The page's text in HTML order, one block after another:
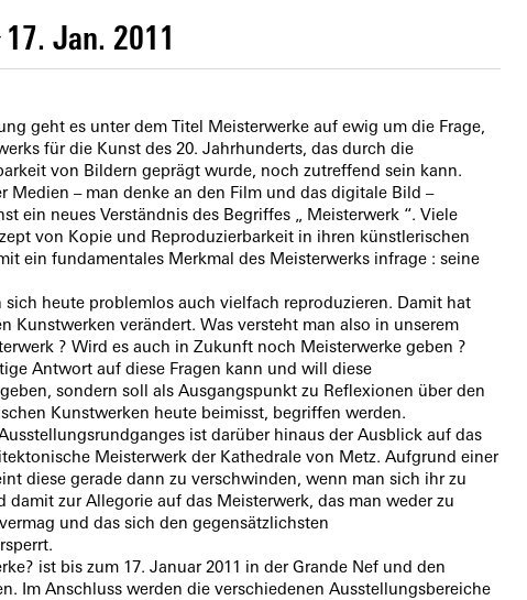
17. Jan. 2011
geht es unter dem Titel Meisterwerke auf ewig um die Frage,
für die Kunst des 20. Jahrhunderts, das durch die
von Bildern geprägt wurde, noch zutreffend sein kann.
Medien – man denke an den Film und das digitale Bild –
ein neues Verständnis des Begriffes „ Meisterwerk “. Viele
von Kopie und Reproduzierbarkeit in ihren künstlerischen
ein fundamentales Merkmal des Meisterwerks infrage : seine
sich heute problemlos auch vielfach reproduzieren. Damit hat
Kunstwerken verändert. Was versteht man also in unserem
? Wird es auch in Zukunft noch Meisterwerke geben ?
Antwort auf diese Fragen kann und will diese
sondern soll als Ausgangspunkt zu Reflexionen über den
Kunstwerken heute beimisst, begriffen werden.
ist darüber hinaus der Ausblick auf das
Meisterwerk der Kathedrale von Metz. Aufgrund einer
diese gerade dann zu verschwinden, wenn man sich ihr zu
damit zur Allegorie auf das Meisterwerk, das man weder zu
und das sich den gegensätzlichsten
ist bis zum 17. Januar 2011 in der Grande Nef und den
Im Anschluss werden die verschiedenen Ausstellungsbereiche